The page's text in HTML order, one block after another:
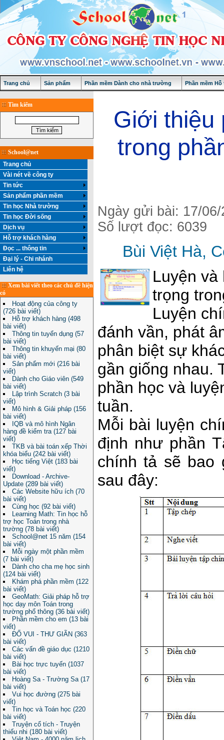
Trang chủ Sản phẩm Phần mềm Dành cho nhà trường Phần mềm
Tìm kiếm
School@net
Trang chủ
Vài nét về công ty
Tin tức
Sản phẩm phần mềm
Tin học Nhà trường
Tin học Đời sống
Dịch vụ
Hỗ trợ khách hàng
Đọc ... thông tin
Đại lý - Chi nhánh
Liên hệ
Xem bài viết theo các chủ đề hiện
có
Hoạt động của công ty
(726 bài viết)
Hỗ trợ khách hàng (498
bài viết)
Thông tin tuyển dụng (57
bài viết)
Thông tin khuyến mại (80
bài viết)
Sản phẩm mới (216 bài
viết)
Dành cho Giáo viên (549
bài viết)
Lập trình Scratch (3 bài
viết)
Mô hình & Giải pháp (156
bài viết)
IQB và mô hình Ngân
hàng đề kiểm tra (127 bài
viết)
TKB và bài toán xếp Thời
khóa biểu (242 bài viết)
Học tiếng Việt (183 bài
viết)
Download - Archive-
Update (289 bài viết)
Các Website hữu ích (70
bài viết)
Cùng học (92 bài viết)
Learning Math: Tin học hỗ
trợ học Toán trong nhà
trường (78 bài viết)
School@net 15 năm (154
bài viết)
Mỗi ngày một phần mềm
(7 bài viết)
Dành cho cha mẹ học sinh
(124 bài viết)
Khám phá phần mềm (122
bài viết)
GeoMath: Giải pháp hỗ trợ
học dạy môn Toán trong
trường phổ thông (36 bài viết)
Phần mềm cho em (13 bài
viết)
ĐỐ VUI - THƯ GIÃN (363
bài viết)
Các vấn đề giáo dục (1210
bài viết)
Bài học trực tuyến (1037
bài viết)
Hoàng Sa - Trường Sa (17
bài viết)
Vui học đường (275 bài
viết)
Tin học và Toán học (220
bài viết)
Truyện cổ tích - Truyện
thiếu nhi (180 bài viết)
Giới thiệu
trong
Ngày gửi bài: 17/06/
Số lượt đọc: 6039
Bùi Việt Hà,
Luyện và
trọng
Luyện
đánh vần, phát
phân biệt sự
gần giống nhau.
phần học và
tuần.
Mỗi bài luyện
định như phần
chính tả sẽ bao
sau đây: